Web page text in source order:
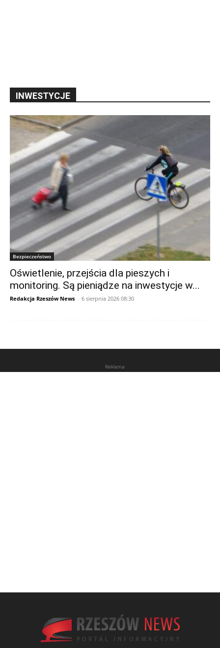
INWESTYCJE
Bezpieczeństwo
Oświetlenie, przejścia dla pieszych i
monitoring. Są pieniądze na inwestycje w...
Redakcja Rzeszów News - 6 sierpnia 2026 08:30
Reklama